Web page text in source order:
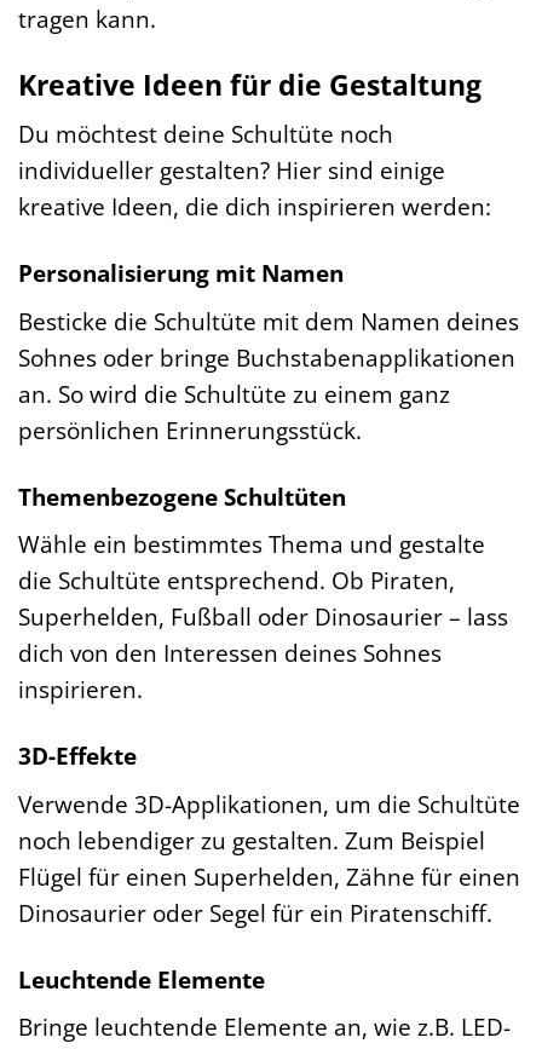
tragen kann.
Kreative Ideen für die Gestaltung
Du möchtest deine Schultüte noch
individueller gestalten? Hier sind einige
kreative Ideen, die dich inspirieren werden:
Personalisierung mit Namen
Besticke die Schultüte mit dem Namen deines
Sohnes oder bringe Buchstabenapplikationen
an. So wird die Schultüte zu einem ganz
persönlichen Erinnerungsstück.
Themenbezogene Schultüten
Wähle ein bestimmtes Thema und gestalte
die Schultüte entsprechend. Ob Piraten,
Superhelden, Fußball oder Dinosaurier – lass
dich von den Interessen deines Sohnes
inspirieren.
3D-Effekte
Verwende 3D-Applikationen, um die Schultüte
noch lebendiger zu gestalten. Zum Beispiel
Flügel für einen Superhelden, Zähne für einen
Dinosaurier oder Segel für ein Piratenschiff.
Leuchtende Elemente
Bringe leuchtende Elemente an, wie z.B. LED-